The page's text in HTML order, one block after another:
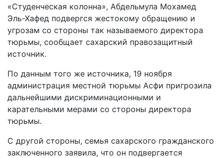
«Студенческая колонна», Абдельмула Мохамед
Эль-Хафед подвергся жестокому обращению и
угрозам со стороны так называемого директора
тюрьмы, сообщает сахарский правозащитный
источник.
По данным того же источника, 19 ноября
администрация местной тюрьмы Асфи пригрозила
дальнейшими дискриминационными и
карательными мерами со стороны директора
тюрьмы.
С другой стороны, семья сахарского гражданского
заключенного заявила, что он подвергается